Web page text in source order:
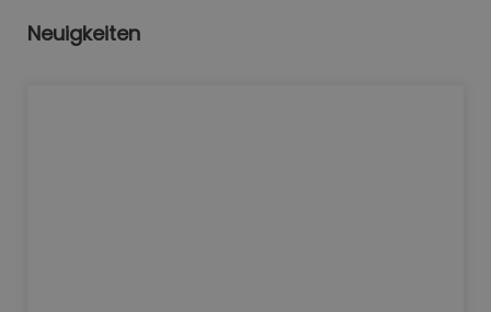
Neuigkeiten